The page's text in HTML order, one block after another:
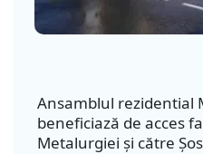
Ansamblul rezidential
beneficiază de acces
Metalurgiei și către